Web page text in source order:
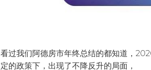
看过我们阿德房市年终总结的都知道，
定的政策下，出现了不降反升的局面，